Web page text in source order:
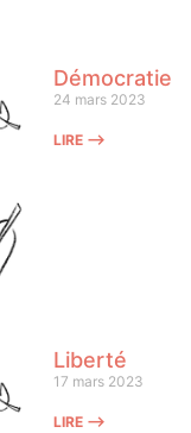
Démocratie
24 mars 2023
LIRE ⟶
Liberté
17 mars 2023
LIRE ⟶